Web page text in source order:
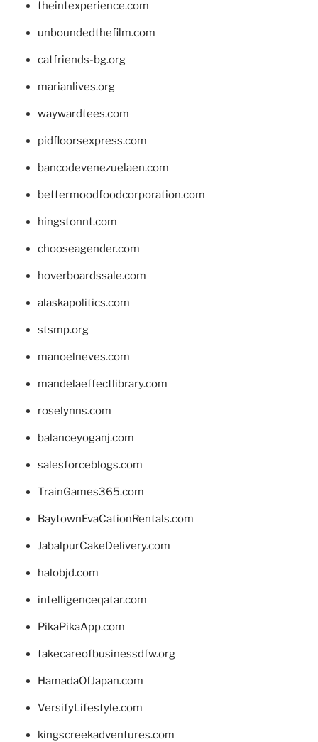
theintexperience.com
unboundedthefilm.com
catfriends-bg.org
marianlives.org
waywardtees.com
pidfloorsexpress.com
bancodevenezuelaen.com
bettermoodfoodcorporation.com
hingstonnt.com
chooseagender.com
hoverboardssale.com
alaskapolitics.com
stsmp.org
manoelneves.com
mandelaeffectlibrary.com
roselynns.com
balanceyoganj.com
salesforceblogs.com
TrainGames365.com
BaytownEvaCationRentals.com
JabalpurCakeDelivery.com
halobjd.com
intelligenceqatar.com
PikaPikaApp.com
takecareofbusinessdfw.org
HamadaOfJapan.com
VersifyLifestyle.com
kingscreekadventures.com